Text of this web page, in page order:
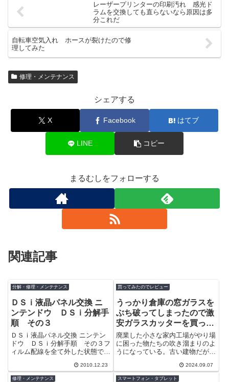
レーザープリンターの印刷汚れ 感光ド
ラムを交換しても直らないなら原因は多
分これだ
自転車空気入れ ホースが裂けたので修
理してみた
修理・メンテナンス
シェアする
X Facebook はてブ
LINE コピー
まるむしをフォローする
関連記事
分解・修理・メンテナンス
ＤＳｉ液晶パネル交換 ニ
ンテンドウ ＤＳｉ分解手
順 その３
ＤＳｉ液晶パネル交換 ニンテン
ドウ ＤＳｉ分解手順 その３フ
ィルム配線を全て外した状態です
う。基盤を固定しているネジを取
ります。一...
2010.12.23
買ってみたのでレビュー
うっかり倉庫の窓ガラスを
ぶち破ってしまったので激
安ガラスカッターを買って
みた
廃業した小さな家内工場がやり場
に困った物たちの吹き溜まりのよ
うになっている。古い建物だがゴ
ない！そこできれいに整理して、
工房化して...
2024.09.07
修理・メンテナンス スマートフォン・タブレット